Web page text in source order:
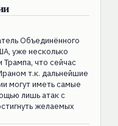
Объединённого
уже несколько
Трампа, что сейчас
т.к. дальнейшие
могут иметь самые
лишь атак с
желаемых